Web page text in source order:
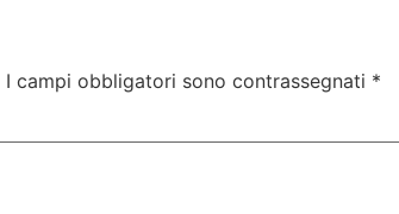
I campi obbligatori sono contrassegnati *